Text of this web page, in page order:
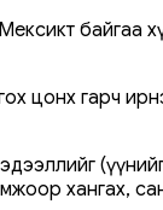
байгаа
цонх гарч
хангах,